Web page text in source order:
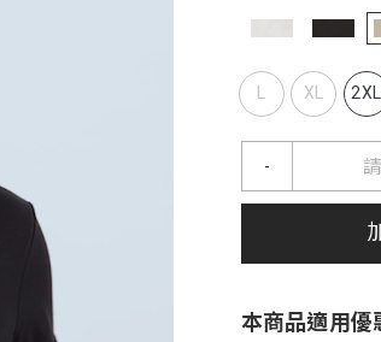
L XL 2XL
-
本商品適用優